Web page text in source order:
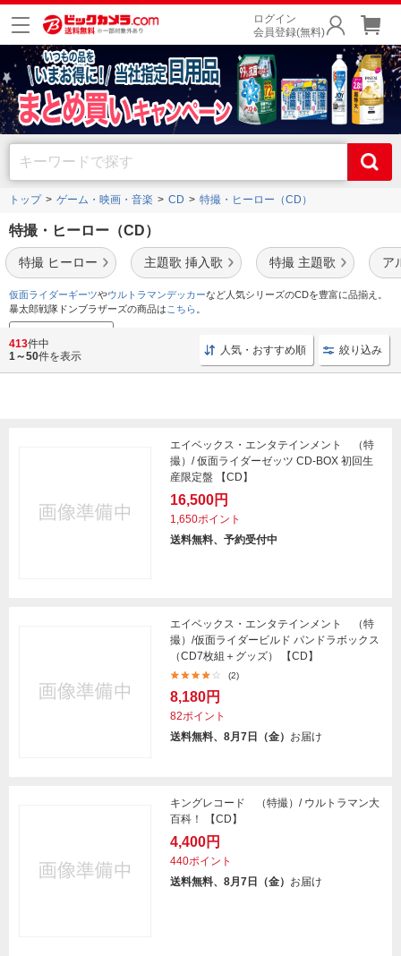
ログイン
会員登録(無料)
トップ ゲーム・映画・音楽 CD 特撮・ヒーロー（CD）
特撮・ヒーロー（CD）
特撮 ヒーロー 主題歌 挿入歌 特撮 主題歌 ア
仮面ライダーギーツやウルトラマンデッカーなど人気シリーズのCDを豊富に品揃え。
暴太郎戦隊ドンブラザーズの商品は こちら
映像音楽セール情報
413件中
1～50件を表示 人気・おすすめ順 絞り込み
エイベックス・エンタテインメント （特
撮）/ 仮面ライダーゼッツ CD-BOX 初回生
産限定盤 【CD】
16,500円
1,650ポイント
送料無料、予約受付中
エイベックス・エンタテインメント （特
撮）/仮面ライダービルド パンドラボックス
（CD7枚組＋グッズ） 【CD】
(2)
8,180円
82ポイント
送料無料、8月7日（金） お届け
キングレコード （特撮）/ ウルトラマン大
百科！ 【CD】
4,400円
440ポイント
送料無料、8月7日（金） お届け